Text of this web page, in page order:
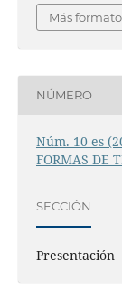
Más
NÚMERO
Núm. 10 es
FORMAS DE
SECCIÓN
Presentación